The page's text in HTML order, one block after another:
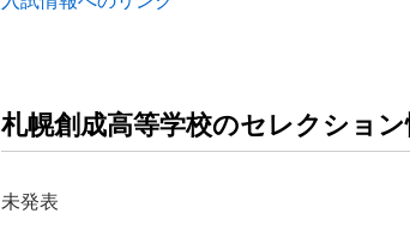
札幌創成高等学校のセレクション
未発表